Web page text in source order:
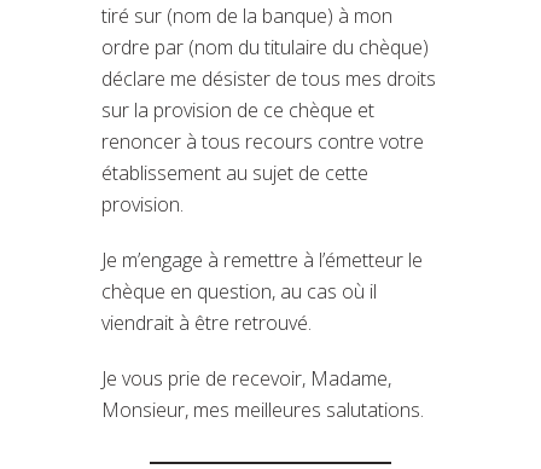
tiré sur (nom de la banque) à mon
ordre par (nom du titulaire du chèque)
déclare me désister de tous mes droits
sur la provision de ce chèque et
renoncer à tous recours contre votre
établissement au sujet de cette
provision.
Je m’engage à remettre à l’émetteur le
chèque en question, au cas où il
viendrait à être retrouvé.
Je vous prie de recevoir, Madame,
Monsieur, mes meilleures salutations.